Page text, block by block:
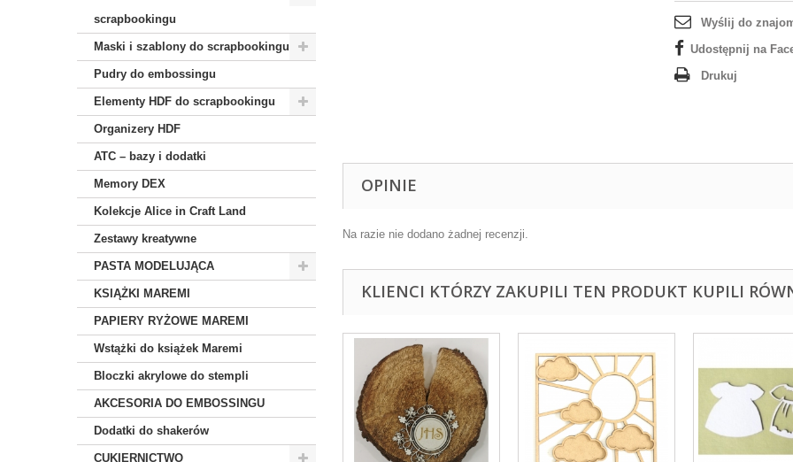
scrapbookingu
Maski i szablony do scrapbookingu
Pudry do embossingu
Elementy HDF do scrapbookingu
Organizery HDF
ATC – bazy i dodatki
Memory DEX
Kolekcje Alice in Craft Land
Zestawy kreatywne
PASTA MODELUJĄCA
KSIĄŻKI MAREMI
PAPIERY RYŻOWE MAREMI
Wstążki do książek Maremi
Bloczki akrylowe do stempli
AKCESORIA DO EMBOSSINGU
Dodatki do shakerów
CUKIERNICTWO
Wyślij do
Udostępnij na
Drukuj
OPINIE
Na razie nie dodano żadnej recenzji.
KLIENCI KTÓRZY ZAKUPILI TEN PRODUKT KUPILI